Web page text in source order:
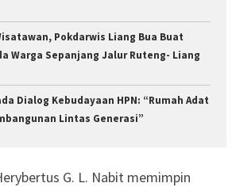
Pokdarwis Liang Bua Buat
Warga Sepanjang Jalur Ruteng- Liang
Dialog Kebudayaan HPN: “Rumah Adat
Lintas Generasi”
G. L. Nabit memimpin